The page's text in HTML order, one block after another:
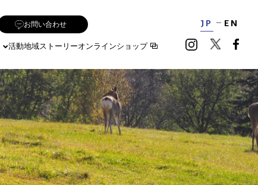
活動地域ストーリーオンラインショップ
お問い合わせ JP EN